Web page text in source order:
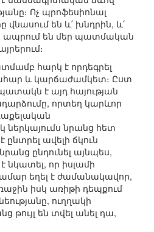
Ոչ պրոֆեսիոնալ
վնասում են և՛ խնդրին, և՛
ապրում են մեր պատմական
հարկ է որդեգրել
և կարճաժամկետ։ Ըստ
է այդ հայության
որտեղ կարևոր
ներկայումս նրանց հետ
ավելի ճկուն
ընդունել այնպես,
նկատել, որ իսլամի
եղել է ժամանակավոր,
իսկ առիթի դեպքում
ուղղակի
թույլ են տվել անել դա,